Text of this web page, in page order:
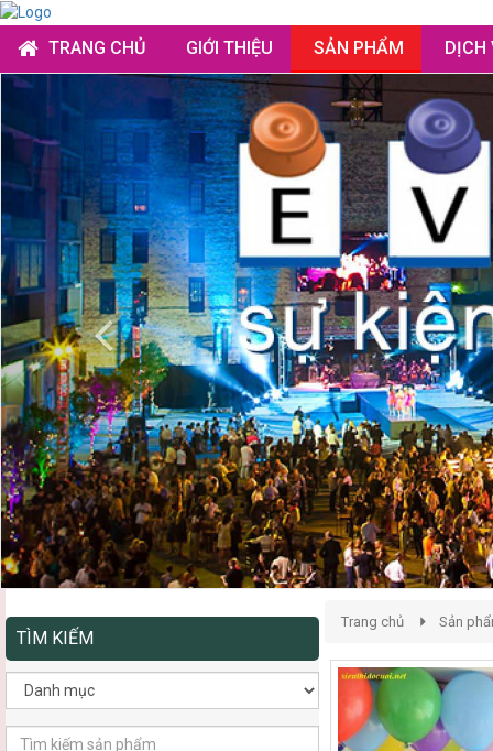
TRANG CHỦ GIỚI THIỆU SẢN PHẨM DỊCH
Previous
TÌM KIẾM
Trang chủ Sản